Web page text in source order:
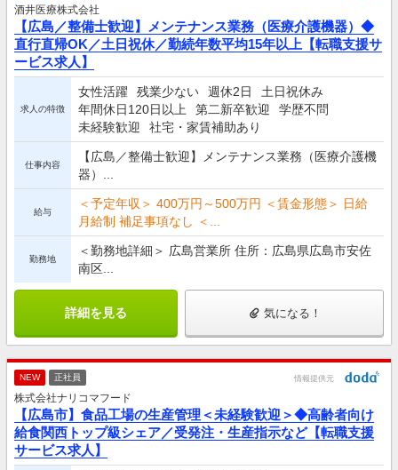
酒井医療株式会社
【広島／整備士歓迎】メンテナンス業務（医療介護機器）◆
直行直帰OK／土日祝休／勤続年数平均15年以上【転職支援サ
ービス求人】
求人の特徴
女性活躍 残業少ない 週休2日
土日祝休み
年間休日120日以上
第二新卒歓迎
学歴不問
未経験歓迎
社宅・家賃補助あり
仕事内容
【広島／整備士歓迎】メンテナンス業務（医療介護機
器）...
給与
＜予定年収＞ 400万円～500万円 ＜賃金形態＞ 日給
月給制 補足事項なし ＜...
勤務地
＜勤務地詳細＞ 広島営業所 住所：広島県広島市安佐
南区...
詳細を見る 気になる！
NEW 正社員 情報提供元
株式会社ナリコマフード
【広島市】食品工場の生産管理＜未経験歓迎＞◆高齢者向け
給食関西トップ級シェア／受発注・生産指示など【転職支援
サービス求人】